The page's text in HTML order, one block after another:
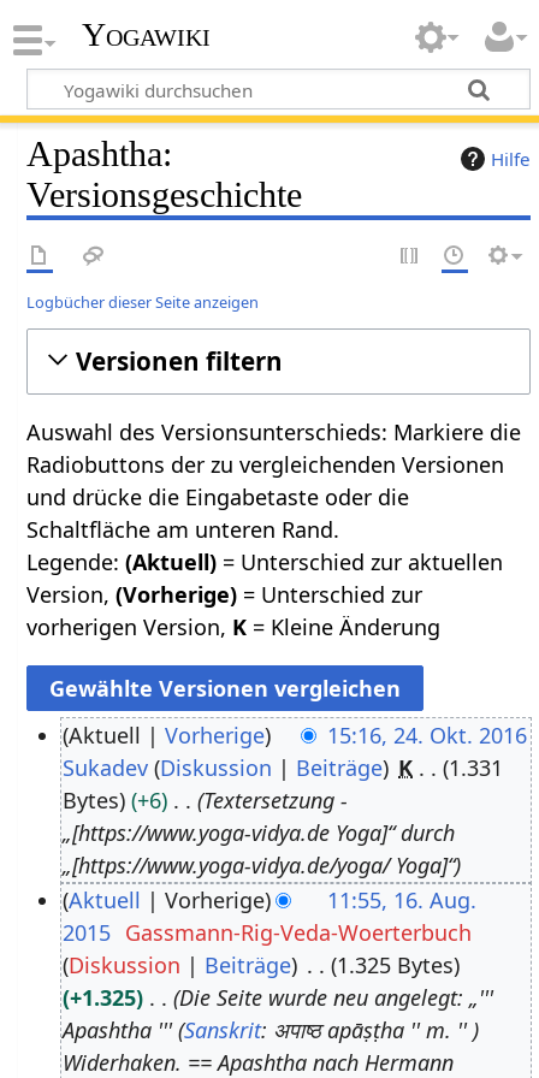
Yogawiki
Hilfe
Apashtha:
Versionsgeschichte
Logbücher dieser Seite anzeigen
Versionen filtern
Auswahl des Versionsunterschieds: Markiere die
Radiobuttons der zu vergleichenden Versionen
und drücke die Eingabetaste oder die
Schaltfläche am unteren Rand.
Legende:(Aktuell) = Unterschied zur aktuellen
Version,(Vorherige) = Unterschied zur
vorherigen Version, K = Kleine Änderung
k
Aktuell Vorherige
15:16, 24. Okt. 2016
Sukadev Diskussion Beiträge K
1.331
Bytes
+6
Textersetzung -
„[https://www.yoga-vidya.de Yoga]“ durch
„[https://www.yoga-vidya.de/yoga/ Yoga]“
Aktuell Vorherige
11:55, 16. Aug.
2015 Gassmann-Rig-Veda-Woerterbuch
Diskussion
Beiträge
1.325 Bytes
+1.325
Die Seite wurde neu angelegt: „'''
Apashtha ''' (Sanskrit: अपाष्ठ apāṣṭha '' m. '' )
Widerhaken. == Apashtha nach Hermann